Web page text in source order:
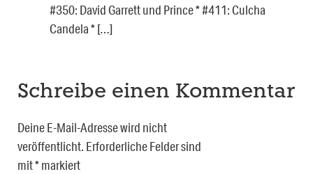
#350: David Garrett und Prince * #411: Culcha
Candela * […]
Schreibe einen Kommentar
Deine E-Mail-Adresse wird nicht
veröffentlicht. Erforderliche Felder sind
mit*markiert